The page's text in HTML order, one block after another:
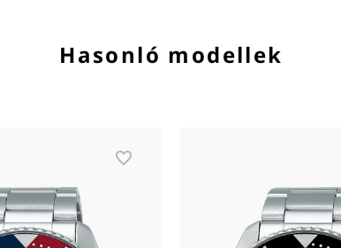
Hasonló modellek